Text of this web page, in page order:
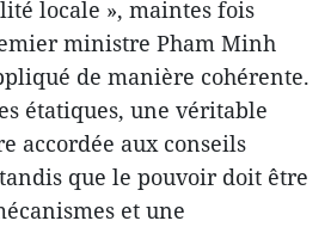
locale », maintes fois
ministre Pham Minh
de manière cohérente.
étatiques, une véritable
accordée aux conseils
que le pouvoir doit être
et une